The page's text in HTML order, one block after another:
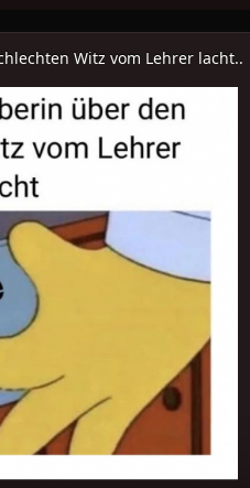
Witz vom Lehrer lacht..